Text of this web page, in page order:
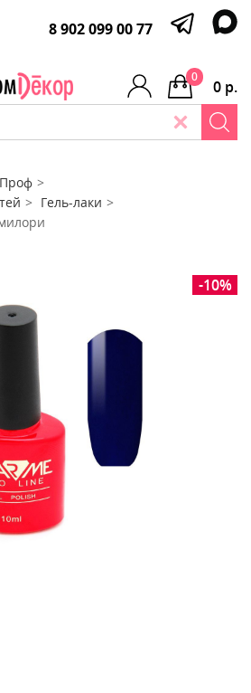
8 902 099 00 77
0 р.
0
Проф
Гель-лаки
-10%